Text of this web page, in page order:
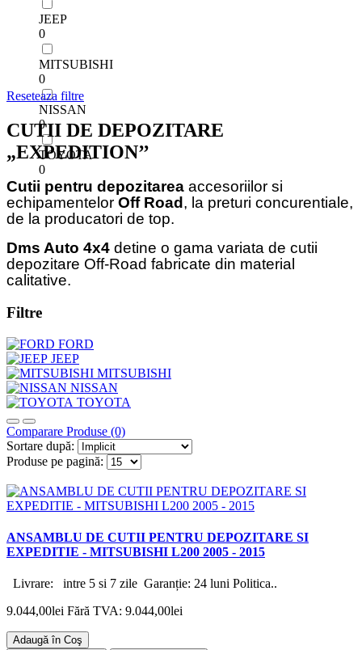
JEEP
0
MITSUBISHI
0
NISSAN
0
TOYOTA
0
Reseteaza filtre
CUTII DE DEPOZITARE
„EXPEDITION’’
Cutii pentru depozitarea accesoriilor si
echipamentelor Off Road , la preturi concurentiale,
de la producatori de top.
Dms Auto 4x4 detine o gama variata de cutii
depozitare Off-Road fabricate din material
calitative.
Filtre
FORD
JEEP
MITSUBISHI
NISSAN
TOYOTA
Comparare Produse (0)
Sortare după:
Produse pe pagină:
ANSAMBLU DE CUTII PENTRU DEPOZITARE SI
EXPEDITIE - MITSUBISHI L200 2005 - 2015
Livrare: intre 5 si 7 zile Garanție: 24 luni Politica..
9.044,00lei Fără TVA: 9.044,00lei
Adaugă în Coş